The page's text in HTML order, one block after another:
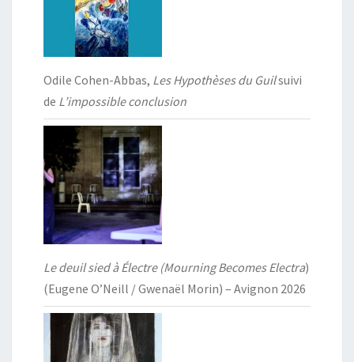
Odile Cohen-Abbas, Les Hypothèses du Guilsuivi
de L’impossible conclusion
Le deuil sied à Électre (Mourning Becomes Electra)
(Eugene O’Neill / Gwenaël Morin) – Avignon 2026